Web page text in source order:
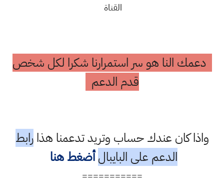
القناة
دعمك النا هو سر استمرارنا شكرا لكل شخص
قدم الدعم
واذا كان عندك حساب وتريد تدعمنا هذارابط
الدعم على البايبال أضغط هنا
===========